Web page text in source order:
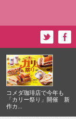
コメダ珈琲店で今年も
「カリー祭り」開催 新
作カ...